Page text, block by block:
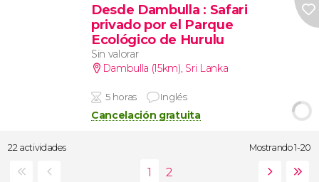
Desde Dambulla : Safari
privado por el Parque
Ecológico de Hurulu
Sin valorar
Dambulla (15km), Sri Lanka
5 horas Inglés
Cancelación gratuita
22 actividades Mostrando 1-20